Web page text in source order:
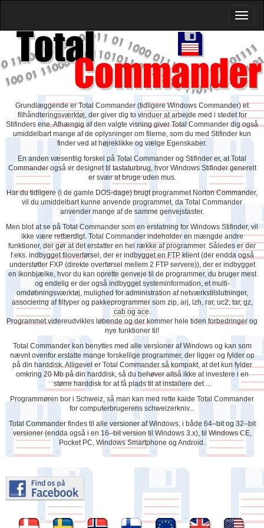
Grundlæggende er Total Commander (tidligere Windows Commander) et
filhåndteringsværktøj, der giver dig to vinduer at arbejde med i stedet for
Stifinders ene. Afhængig af den valgte visning giver Total Commander dig også
umiddelbart mange af de oplysninger om filerne, som du med Stifinder kun
finder ved at højreklikke og vælge Egenskaber.
En anden væsentlig forskel på Total Commander og Stifinder er, at Total
Commander også er designet til tastaturbrug, hvor Windows Stifinder generelt
er svær at bruge uden mus.
Har du tidligere (i de gamle DOS-dage) brugt programmet Norton Commander,
vil du umiddelbart kunne anvende programmet, da Total Commander
anvender mange af de samme genvejstaster.
Men blot at se på Total Commander som en erstatning for Windows Stifinder, vil
ikke være retfærdigt. Total Commander indeholder en mængde andre
funktioner, der gør at det erstatter en hel række af programmer. Således er der
f.eks. indbygget filoverførsel, der er indbygget en FTP klient (der endda også
understøtter FXP (direkte overførsel mellem 2 FTP servere)), der er indbygget
en ikonbjælke, hvor du kan oprette genveje til de programmer, du bruger mest
og endelig er der også indbygget systeminformation, et multi-
omdøbningsværktøj, mulighed for administration af netværkstilslutninger,
associering af filtyper og pakkeprogrammer som zip, arj, lzh, rar, uc2, tar, gz,
cab og ace.
Programmet videreudvikles løbende og der kommer hele tiden forbedringer og
nye funktioner til!
Total Commander kan benyttes med alle versioner af Windows og kan som
nævnt ovenfor erstatte mange forskellige programmer, der ligger og fylder op
på din harddisk. Alligevel er Total Commander så kompakt, at det kun fylder
omkring 20 Mb på din harddisk, så du behøver altså ikke at investere i en
større harddisk for at få plads til at installere det ...
Programmøren bor i Schweiz, så man kan med rette kalde Total Commander
for computerbrugerens schweizerkniv...
Total Commander findes til alle versioner af Windows, i både 64–bit og 32–bit
versioner (endda også i en 16–bit version til Windows 3.x), til Windows CE,
Pocket PC, Windows Smartphone og Android.